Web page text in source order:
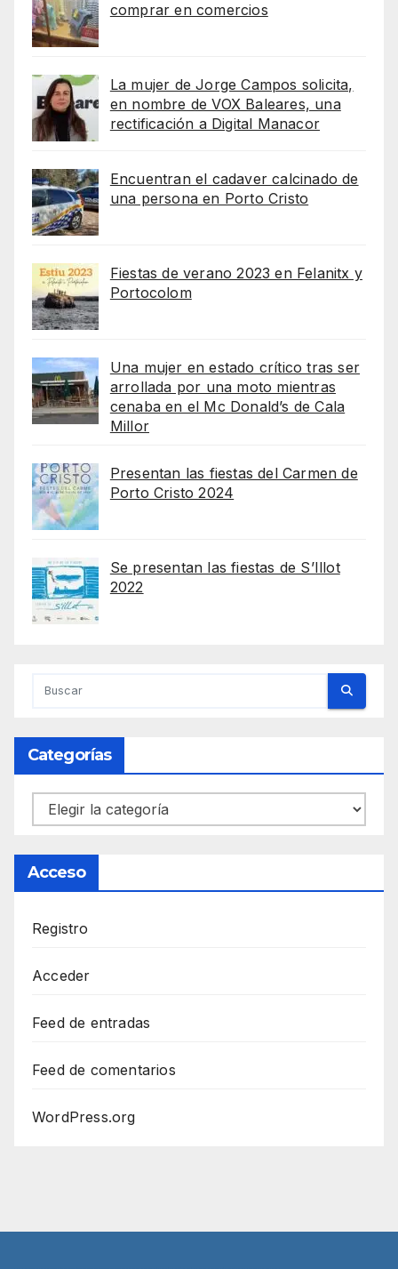
comprar en comercios
La mujer de Jorge Campos solicita,
en nombre de VOX Baleares, una
rectificación a Digital Manacor
Encuentran el cadaver calcinado de
una persona en Porto Cristo
Fiestas de verano 2023 en Felanitx y
Portocolom
Una mujer en estado crítico tras ser
arrollada por una moto mientras
cenaba en el Mc Donald’s de Cala
Millor
Presentan las fiestas del Carmen de
Porto Cristo 2024
Se presentan las fiestas de S’Illot
2022
Categorías
Categorías
Acceso
Registro
Acceder
Feed de entradas
Feed de comentarios
WordPress.org